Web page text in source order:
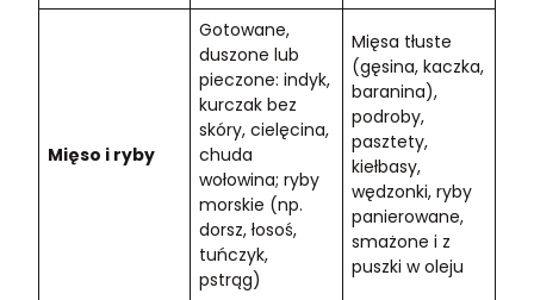
Mięso i ryby
Gotowane,
duszone lub
pieczone: indyk,
kurczak bez
skóry, cielęcina,
chuda
wołowina; ryby
morskie (np.
dorsz, łosoś,
tuńczyk,
pstrąg)
Mięsa tłuste
(gęsina, kaczka,
baranina),
podroby,
pasztety,
kiełbasy,
wędzonki, ryby
panierowane,
smażone i z
puszki w oleju